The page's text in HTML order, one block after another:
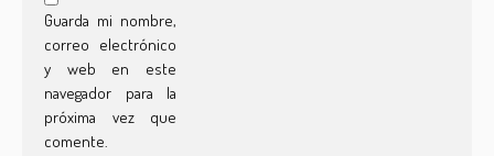
Guarda mi nombre,
correo electrónico
y web en este
navegador para la
próxima vez que
comente.